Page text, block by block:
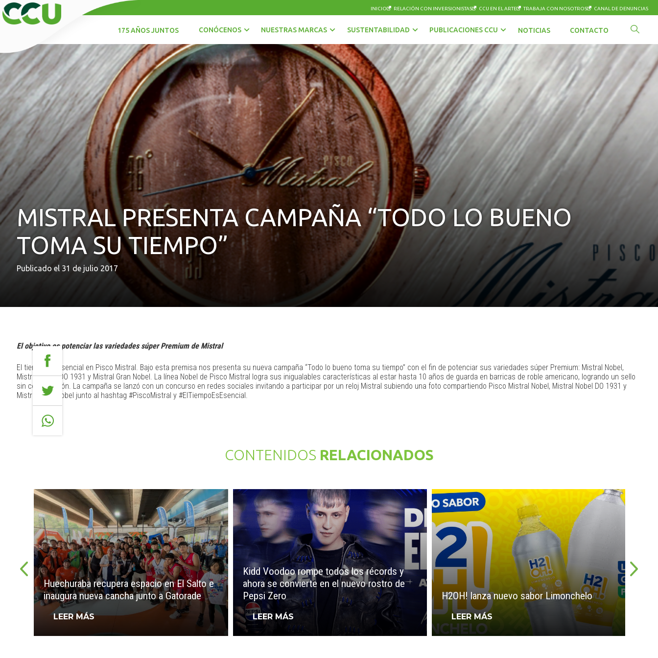
INICIO RELACIÓN CON INVERSIONISTAS CCU EN EL ARTE TRABAJA CON NOSOTROS CANAL DE DENUNCIAS
175 AÑOS JUNTOS CONÓCENOS NUESTRAS MARCAS
AGUAS
BEBIDAS CON GAS
CERVEZAS
ENERGÉTICAS Y DEPORTIVAS
JUGOS, NÉCTARES Y BEBIDAS EN POLVO
OTRAS BEBIDAS
PISCOS Y LICORES
SIDRA
VINOS Y ESPUMANTES
SUSTENTABILIDAD PUBLICACIONES CCU NOTICIAS CONTACTO
MISTRAL PRESENTA CAMPAÑA “TODO LO BUENO
TOMA SU TIEMPO”
Publicado el 31 de julio 2017
El objetivo es potenciar las variedades súper Premium de Mistral
El tiempo es esencial en Pisco Mistral. Bajo esta premisa nos presenta su nueva campaña “Todo lo bueno toma su tiempo” con el fin de potenciar sus variedades súper Premium: Mistral Nobel,
Mistral Nobel DO 1931 y Mistral Gran Nobel. La línea Nobel de Pisco Mistral logra sus inigualables características al estar hasta 10 años de guarda en barricas de roble americano, logrando un sello
sin comparación. La campaña se lanzó con un concurso en redes sociales invitando a participar por un reloj Mistral subiendo una foto compartiendo Pisco Mistral Nobel, Mistral Nobel DO 1931 y
Mistral Gran Nobel junto al hashtag #PiscoMistral y #ElTiempoEsEsencial.
CONTENIDOS RELACIONADOS
Huechuraba recupera espacio en El Salto e
inaugura nueva cancha junto a Gatorade
LEER MÁS
Kidd Voodoo rompe todos los récords y
ahora se convierte en el nuevo rostro de
Pepsi Zero
LEER MÁS
H2OH! lanza nuevo sabor Limonchelo
LEER MÁS